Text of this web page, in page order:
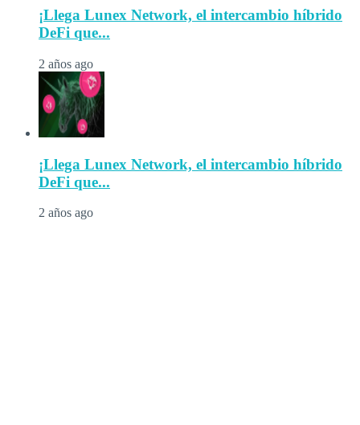
¡Llega Lunex Network, el intercambio híbrido
DeFi que...
2 años ago
¡Llega Lunex Network, el intercambio híbrido
DeFi que...
2 años ago